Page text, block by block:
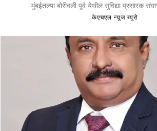
मुंबईतल्या बोरीवली पूर्व येथील सुविद्या प्रसारक
केएचएल न्यूज ब्युरो